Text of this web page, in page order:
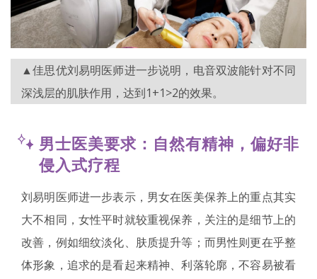
▲佳思优刘易明医师进一步说明，电音双波能针对不同
深浅层的肌肤作用，达到1+1>2的效果。
男士医美要求：自然有精神，偏好非
侵入式疗程
刘易明医师进一步表示，男女在医美保养上的重点其实
大不相同，女性平时就较重视保养，关注的是细节上的
改善，例如细纹淡化、肤质提升等；而男性则更在乎整
体形象，追求的是看起来精神、利落轮廓，不容易被看